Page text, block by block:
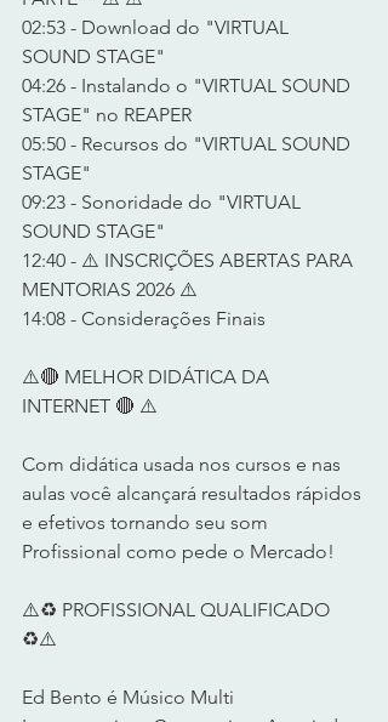
02:53 - Download do "VIRTUAL
SOUND STAGE"
04:26 - Instalando o "VIRTUAL SOUND
STAGE" no REAPER
05:50 - Recursos do "VIRTUAL SOUND
STAGE"
09:23 - Sonoridade do "VIRTUAL
SOUND STAGE"
12:40 - ⚠️ INSCRIÇÕES ABERTAS PARA
MENTORIAS 2026 ⚠️
14:08 - Considerações Finais
⚠️🔴 MELHOR DIDÁTICA DA
INTERNET 🔴 ⚠️
Com didática usada nos cursos e nas
aulas você alcançará resultados rápidos
e efetivos tornando seu som
Profissional como pede o Mercado!
⚠️♻️ PROFISSIONAL QUALIFICADO
♻️⚠️
Ed Bento é Músico Multi